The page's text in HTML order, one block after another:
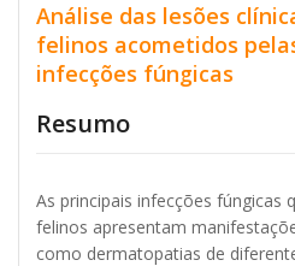
Análise das lesões
felinos acometidos
infecções fúngicas
Resumo
As principais infecções fúngicas
felinos apresentam
como dermatopatias de